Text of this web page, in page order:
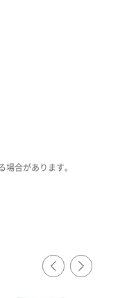
場合があります。